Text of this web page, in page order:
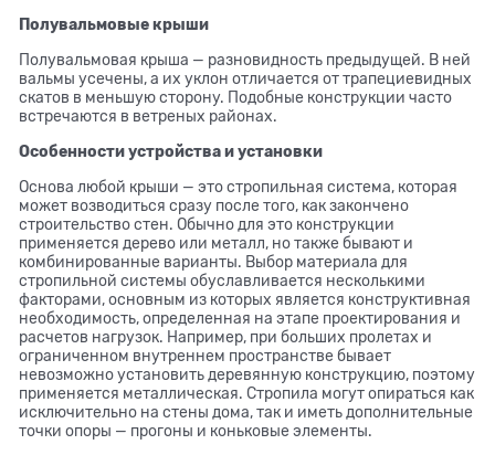
Полувальмовые крыши
Полувальмовая крыша — разновидность предыдущей. В ней
вальмы усечены, а их уклон отличается от трапециевидных
скатов в меньшую сторону. Подобные конструкции часто
встречаются в ветреных районах.
Особенности устройства и установки
Основа любой крыши — это стропильная система, которая
может возводиться сразу после того, как закончено
строительство стен. Обычно для это конструкции
применяется дерево или металл, но также бывают и
комбинированные варианты. Выбор материала для
стропильной системы обуславливается несколькими
факторами, основным из которых является конструктивная
необходимость, определенная на этапе проектирования и
расчетов нагрузок. Например, при больших пролетах и
ограниченном внутреннем пространстве бывает
невозможно установить деревянную конструкцию, поэтому
применяется металлическая. Стропила могут опираться как
исключительно на стены дома, так и иметь дополнительные
точки опоры — прогоны и коньковые элементы.